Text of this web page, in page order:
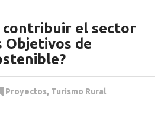
contribuir el sector
de
Proyectos, Turismo Rural